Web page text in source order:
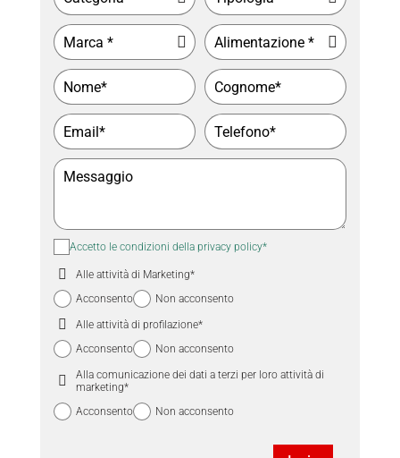
Seleziona la fascia oraria di preferenza
15.00 - 17.00
17.00 - 19.00
preferenza
Accetto le condizioni della privacy policy*
Alle attività di Marketing*
Acconsento
Non acconsento
Alle attività di profilazione*
Acconsento
Non acconsento
Alla comunicazione dei dati a terzi per loro attività di
marketing*
Acconsento
Non acconsento